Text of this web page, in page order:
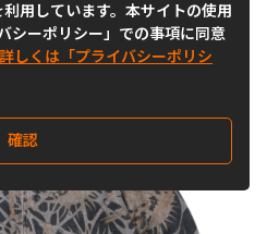
用しています。本サイトの使用
シーポリシー」での事項に同意
詳しくは「プライバシーポリシ
確認